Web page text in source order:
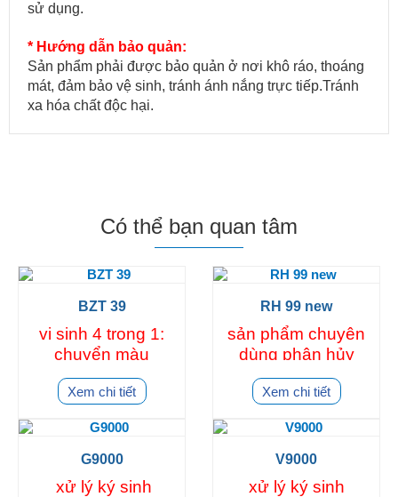
sử dụng.
* Hướng dẫn bảo quản:
Sản phẩm phải được bảo quản ở nơi khô ráo, thoáng
mát, đảm bảo vệ sinh, tránh ánh nắng trực tiếp.Tránh
xa hóa chất độc hại.
Có thể bạn quan tâm
BZT 39
vi sinh 4 trong 1:
chuyển màu
nước- sạch đáy-
sạch nước- xử lý
Xem chi tiết
RH 99 new
sản phẩm chuyên
dùng phân hủy
láp láp, tảo sợi,
tảo mắt, tảo giáp,
Xem chi tiết
G9000
xử lý ký sinh
V9000
xử lý ký sinh